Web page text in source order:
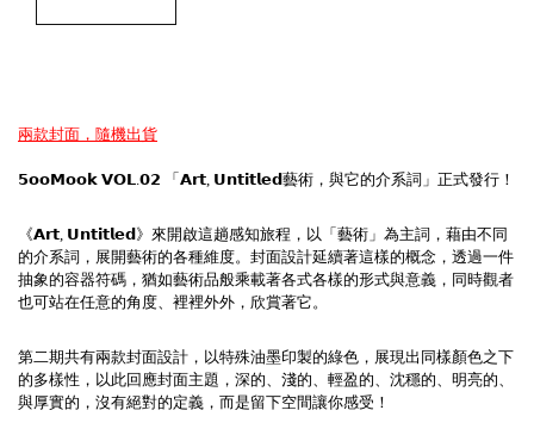
兩款封面，隨機出貨
𝟱𝗼𝗼𝗠𝗼𝗼𝗸 𝗩𝗢𝗟.𝟬𝟮 「 𝗔𝗿𝘁, 𝗨𝗻𝘁𝗶𝘁𝗹𝗲𝗱 藝術，與它的介系詞」正式發行！
《𝗔𝗿𝘁, 𝗨𝗻𝘁𝗶𝘁𝗹𝗲𝗱 》來開啟這趟感知旅程，以「藝術」為主詞，藉由不同
的介系詞，展開藝術的各種維度。封面設計延續著這樣的概念，透過一件
抽象的容器符碼，猶如藝術品般乘載著各式各樣的形式與意義，同時觀者
也可站在任意的角度、裡裡外外，欣賞著它。
第二期共有兩款封面設計，以特殊油墨印製的綠色，展現出同樣顏色之下
的多樣性，以此回應封面主題，深的、淺的、輕盈的、沈穩的、明亮的、
與厚實的，沒有絕對的定義，而是留下空間讓你感受！